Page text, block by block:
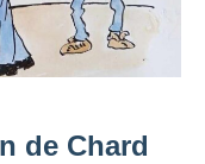
de Chard